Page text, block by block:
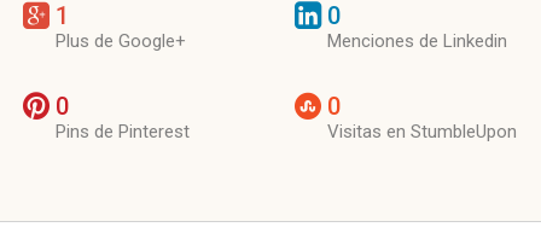
1
Plus de Google+
0
Menciones de Linkedin
0
Pins de Pinterest
0
Visitas en StumbleUpon